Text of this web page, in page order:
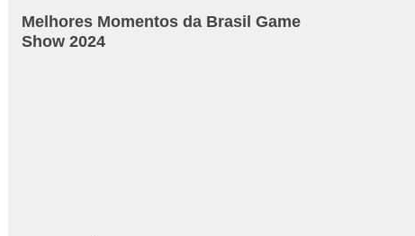
Melhores Momentos da Brasil Game
Show 2024